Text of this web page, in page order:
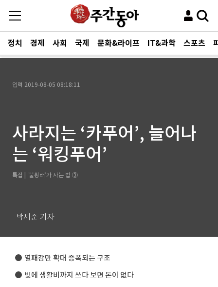
정치 경제 사회 국제 문화&라이프 IT&과학 스포츠
입력 2019-08-05 08:18:11
사라지는 ‘카푸어’, 늘어나
는 ‘워킹푸어’
특집 | ‘불황러’가 사는 법 ③
박세준 기자
열패감만 확대 증폭되는 구조
빚에 생활비까지 쓰다 보면 돈이 없다